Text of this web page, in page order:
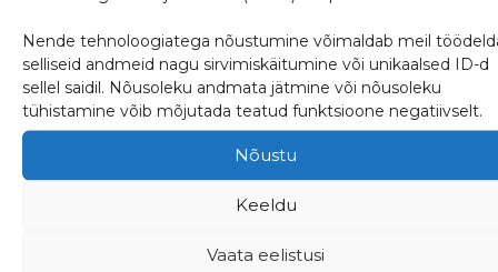
Nende tehnoloogiatega nõustumine võimaldab meil
selliseid andmeid nagu sirvimiskäitumine või unikaalsed ID-d
sellel saidil. Nõusoleku andmata jätmine või nõusoleku
tühistamine võib mõjutada teatud funktsioone negatiivselt.
Nõustu
Keeldu
Vaata eelistusi
Radiaator Compact
C33-600-1600
348.53
Radiaator Hygiene H30-
900-1400